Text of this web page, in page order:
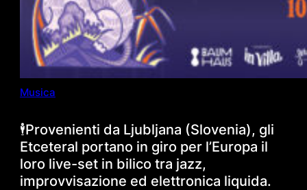
Musica
🕴Provenienti da Ljubljana (Slovenia), gli
Etceteral portano in giro per l’Europa il
loro live-set in bilico tra jazz,
improvvisazione ed elettronica liquida.